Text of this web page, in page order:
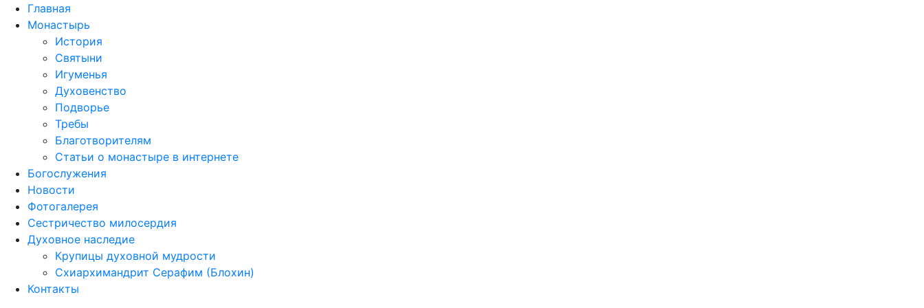
Перейти
содержимому
Главная
Монастырь
История
Святыни
Игуменья
Духовенство
Подворье
Требы
Благотворителям
Статьи о монастыре в интернете
Богослужения
Новости
Фотогалерея
Сестричество милосердия
Духовное наследие
Крупицы духовной мудрости
Схиархимандрит Серафим (Блохин)
Контакты